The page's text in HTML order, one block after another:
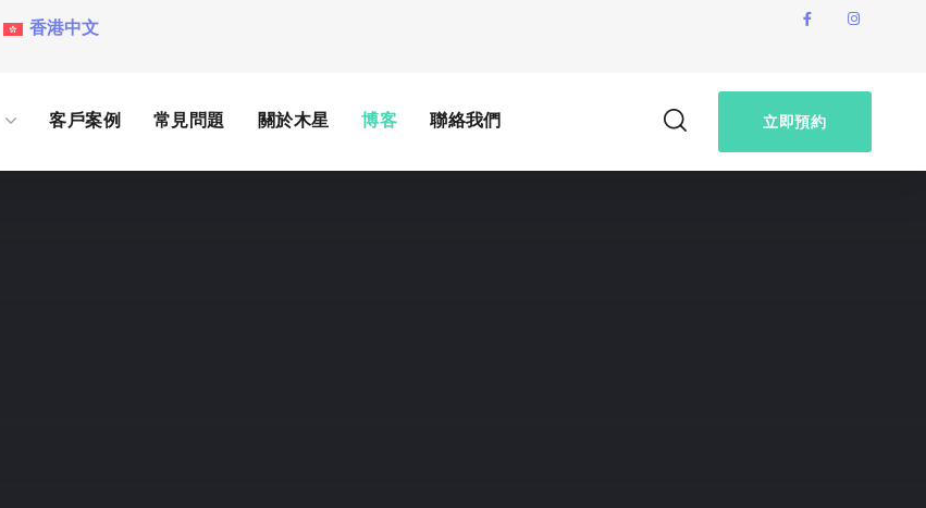
香港中文
客戶案例 常見問題 關於木星 博客 聯絡我們 立即預約